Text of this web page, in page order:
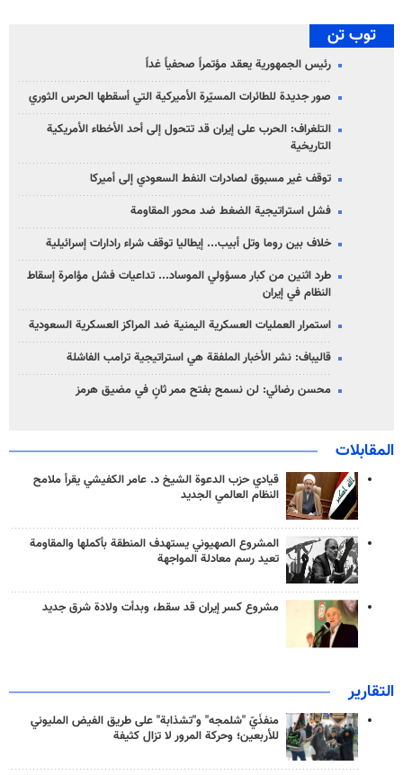
توب تن
رئيس الجمهورية يعقد مؤتمراً صحفياً غداً
صور جديدة للطائرات المسيّرة الأميركية التي أسقطها الحرس الثوري
التلغراف: الحرب على إيران قد تتحول إلى أحد الأخطاء الأمريكية
التاريخية
توقف غير مسبوق لصادرات النفط السعودي إلى أميركا
فشل استراتيجية الضغط ضد محور المقاومة
خلاف بين روما وتل أبيب... إيطاليا توقف شراء رادارات إسرائيلية
طرد اثنين من كبار مسؤولي الموساد... تداعيات فشل مؤامرة إسقاط
النظام في إيران
استمرار العمليات العسكرية اليمنية ضد المراكز العسكرية السعودية
قاليباف: نشر الأخبار الملفقة هي استراتيجية ترامب الفاشلة
محسن رضائي: لن نسمح بفتح ممر ثانٍ في مضيق هرمز
المقابلات
قيادي حزب الدعوة الشيخ د. عامر الكفيشي يقرأ ملامح
النظام العالمي الجديد
المشروع الصهيوني يستهدف المنطقة بأكملها والمقاومة
تعيد رسم معادلة المواجهة
مشروع كسر إيران قد سقط، وبدأت ولادة شرق جديد
التقارير
منفذَيّ "شلمجه" و"تشذابة" على طريق الفيض المليوني
للأربعين؛ وحركة المرور لا تزال كثيفة